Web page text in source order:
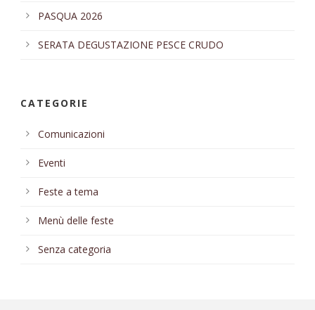
PASQUA 2026
SERATA DEGUSTAZIONE PESCE CRUDO
CATEGORIE
Comunicazioni
Eventi
Feste a tema
Menù delle feste
Senza categoria